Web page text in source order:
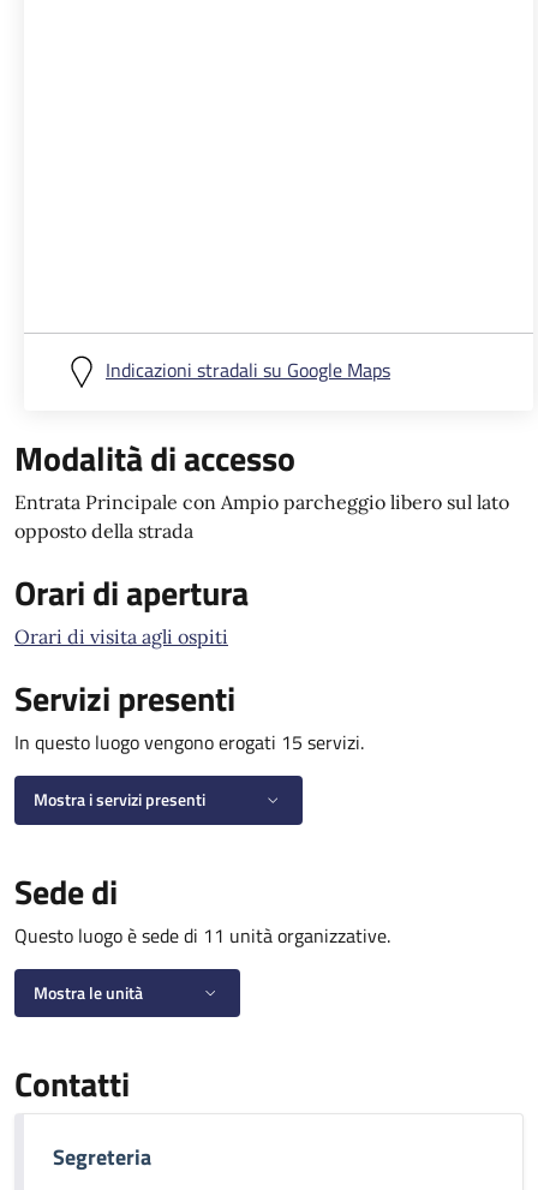
Indicazioni stradali su Google Maps
Modalità di accesso
Entrata Principale con Ampio parcheggio libero sul lato
opposto della strada
Orari di apertura
Orari di visita agli ospiti
Servizi presenti
In questo luogo vengono erogati 15 servizi.
Mostra i servizi presenti
Sede di
Questo luogo è sede di 11 unità organizzative.
Mostra le unità
Contatti
Segreteria